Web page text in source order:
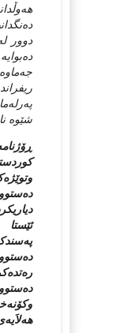
دوور
شێوه‌